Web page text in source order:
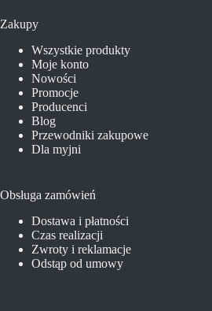
Zakupy
Wszystkie produkty
Moje konto
Nowości
Promocje
Producenci
Blog
Przewodniki zakupowe
Dla myjni
Obsługa zamówień
Dostawa i płatności
Czas realizacji
Zwroty i reklamacje
Odstąp od umowy